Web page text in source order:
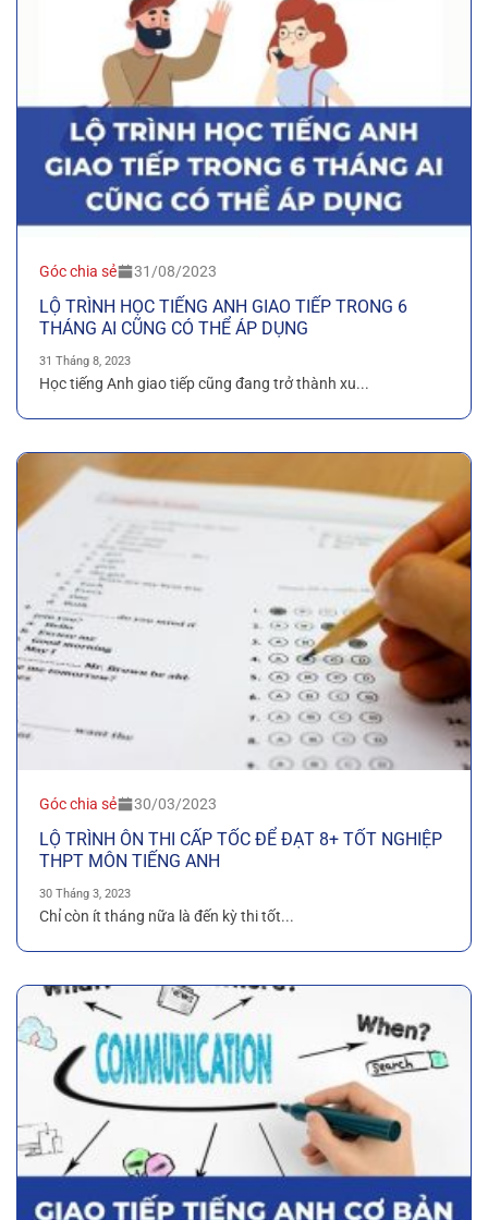
Góc chia sẻ 31/08/2023
LỘ TRÌNH HỌC TIẾNG ANH GIAO TIẾP TRONG 6
THÁNG AI CŨNG CÓ THỂ ÁP DỤNG
31 Tháng 8, 2023
Học tiếng Anh giao tiếp cũng đang trở thành xu...
Góc chia sẻ 30/03/2023
LỘ TRÌNH ÔN THI CẤP TỐC ĐỂ ĐẠT 8+ TỐT NGHIỆP
THPT MÔN TIẾNG ANH
30 Tháng 3, 2023
Chỉ còn ít tháng nữa là đến kỳ thi tốt...